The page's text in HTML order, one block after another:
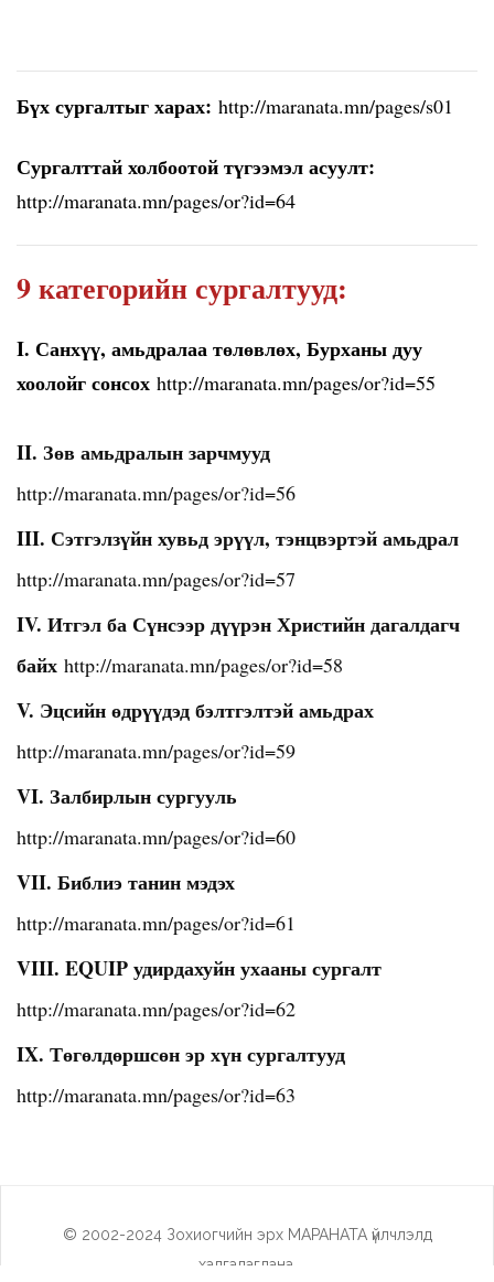
Бүх сургалтыг харах: http://maranata.mn/pages/s01
Сургалттай холбоотой түгээмэл асуулт:
http://maranata.mn/pages/or?id=64
9 категорийн сургалтууд:
I. Санхүү, амьдралаа төлөвлөх, Бурханы дуу
хоолойг сонсох http://maranata.mn/pages/or?id=55
II. Зөв амьдралын зарчмууд
http://maranata.mn/pages/or?id=56
III. Сэтгэлзүйн хувьд эрүүл, тэнцвэртэй амьдрал
http://maranata.mn/pages/or?id=57
IV. Итгэл ба Сүнсээр дүүрэн Христийн дагалдагч
байх http://maranata.mn/pages/or?id=58
V. Эцсийн өдрүүдэд бэлтгэлтэй амьдрах
http://maranata.mn/pages/or?id=59
VI. Залбирлын сургууль
http://maranata.mn/pages/or?id=60
VII. Библиэ танин мэдэх
http://maranata.mn/pages/or?id=61
VIII. EQUIP удирдахуйн ухааны сургалт
http://maranata.mn/pages/or?id=62
IX. Төгөлдөршсөн эр хүн сургалтууд
http://maranata.mn/pages/or?id=63
© 2002-2024 Зохиогчийн эрх МАРАНАТА үйлчлэлд
хадгалагдана.